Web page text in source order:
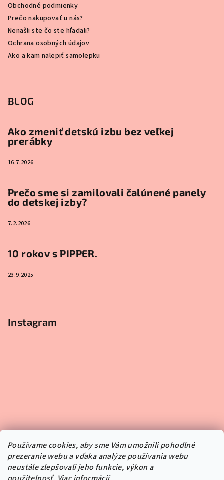
Používame cookies, aby sme Vám umožnili pohodlné
prezeranie webu a vďaka analýze používania webu
neustále zlepšovali jeho funkcie, výkon a
Obchodné podmienky
Prečo nakupovať u nás?
Nenašli ste čo ste hľadali?
Ochrana osobných údajov
Ako a kam nalepiť samolepku
BLOG
Ako zmeniť detskú izbu bez veľkej
prerábky
16.7.2026
Prečo sme si zamilovali čalúnené panely
do detskej izby?
7.2.2026
10 rokov s PIPPER.
23.9.2025
Instagram